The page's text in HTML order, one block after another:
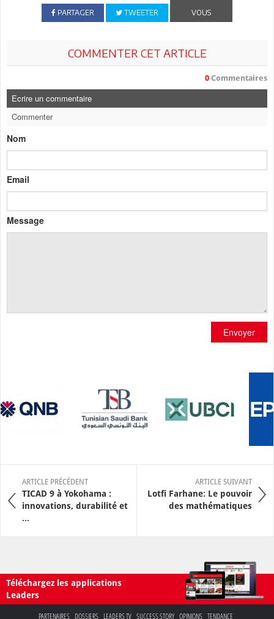
PARTAGER TWEETER
VOUS
COMMENTER CET ARTICLE
0 Commentaires
Ecrire un commentaire
Commenter
Nom
Email
Message
Envoyer
ARTICLE PRÉCÉDENT
TICAD 9 à Yokohama :
innovations, durabilité et
...
ARTICLE SUIVANT
Lotfi Farhane: Le pouvoir
des mathématiques
Téléchargez les applications
Leaders
PARTENAIRES DOSSIERS LEADERS TV SUCCESS STORY OPINIONS TENDANCE